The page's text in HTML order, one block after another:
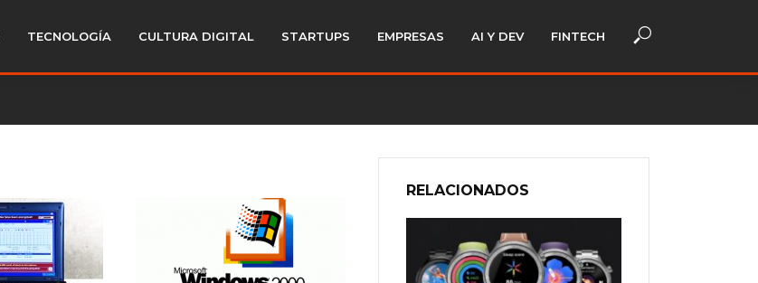
TECNOLOGÍA CULTURA DIGITAL STARTUPS EMPRESAS AI Y DEV FINTECH
RELACIONADOS